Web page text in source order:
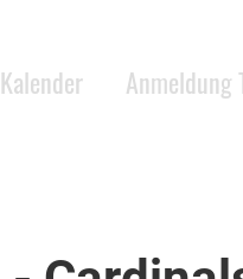
Kalender Anmeldung